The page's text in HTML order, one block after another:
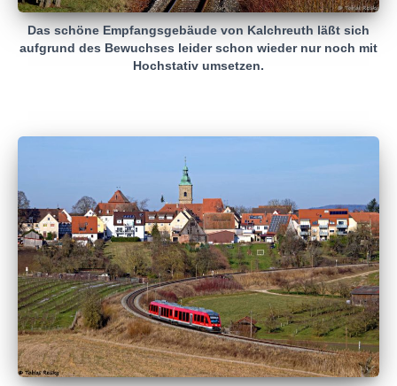
Das schöne Empfangsgebäude von Kalchreuth läßt sich
aufgrund des Bewuchses leider schon wieder nur noch mit
Hochstativ umsetzen.